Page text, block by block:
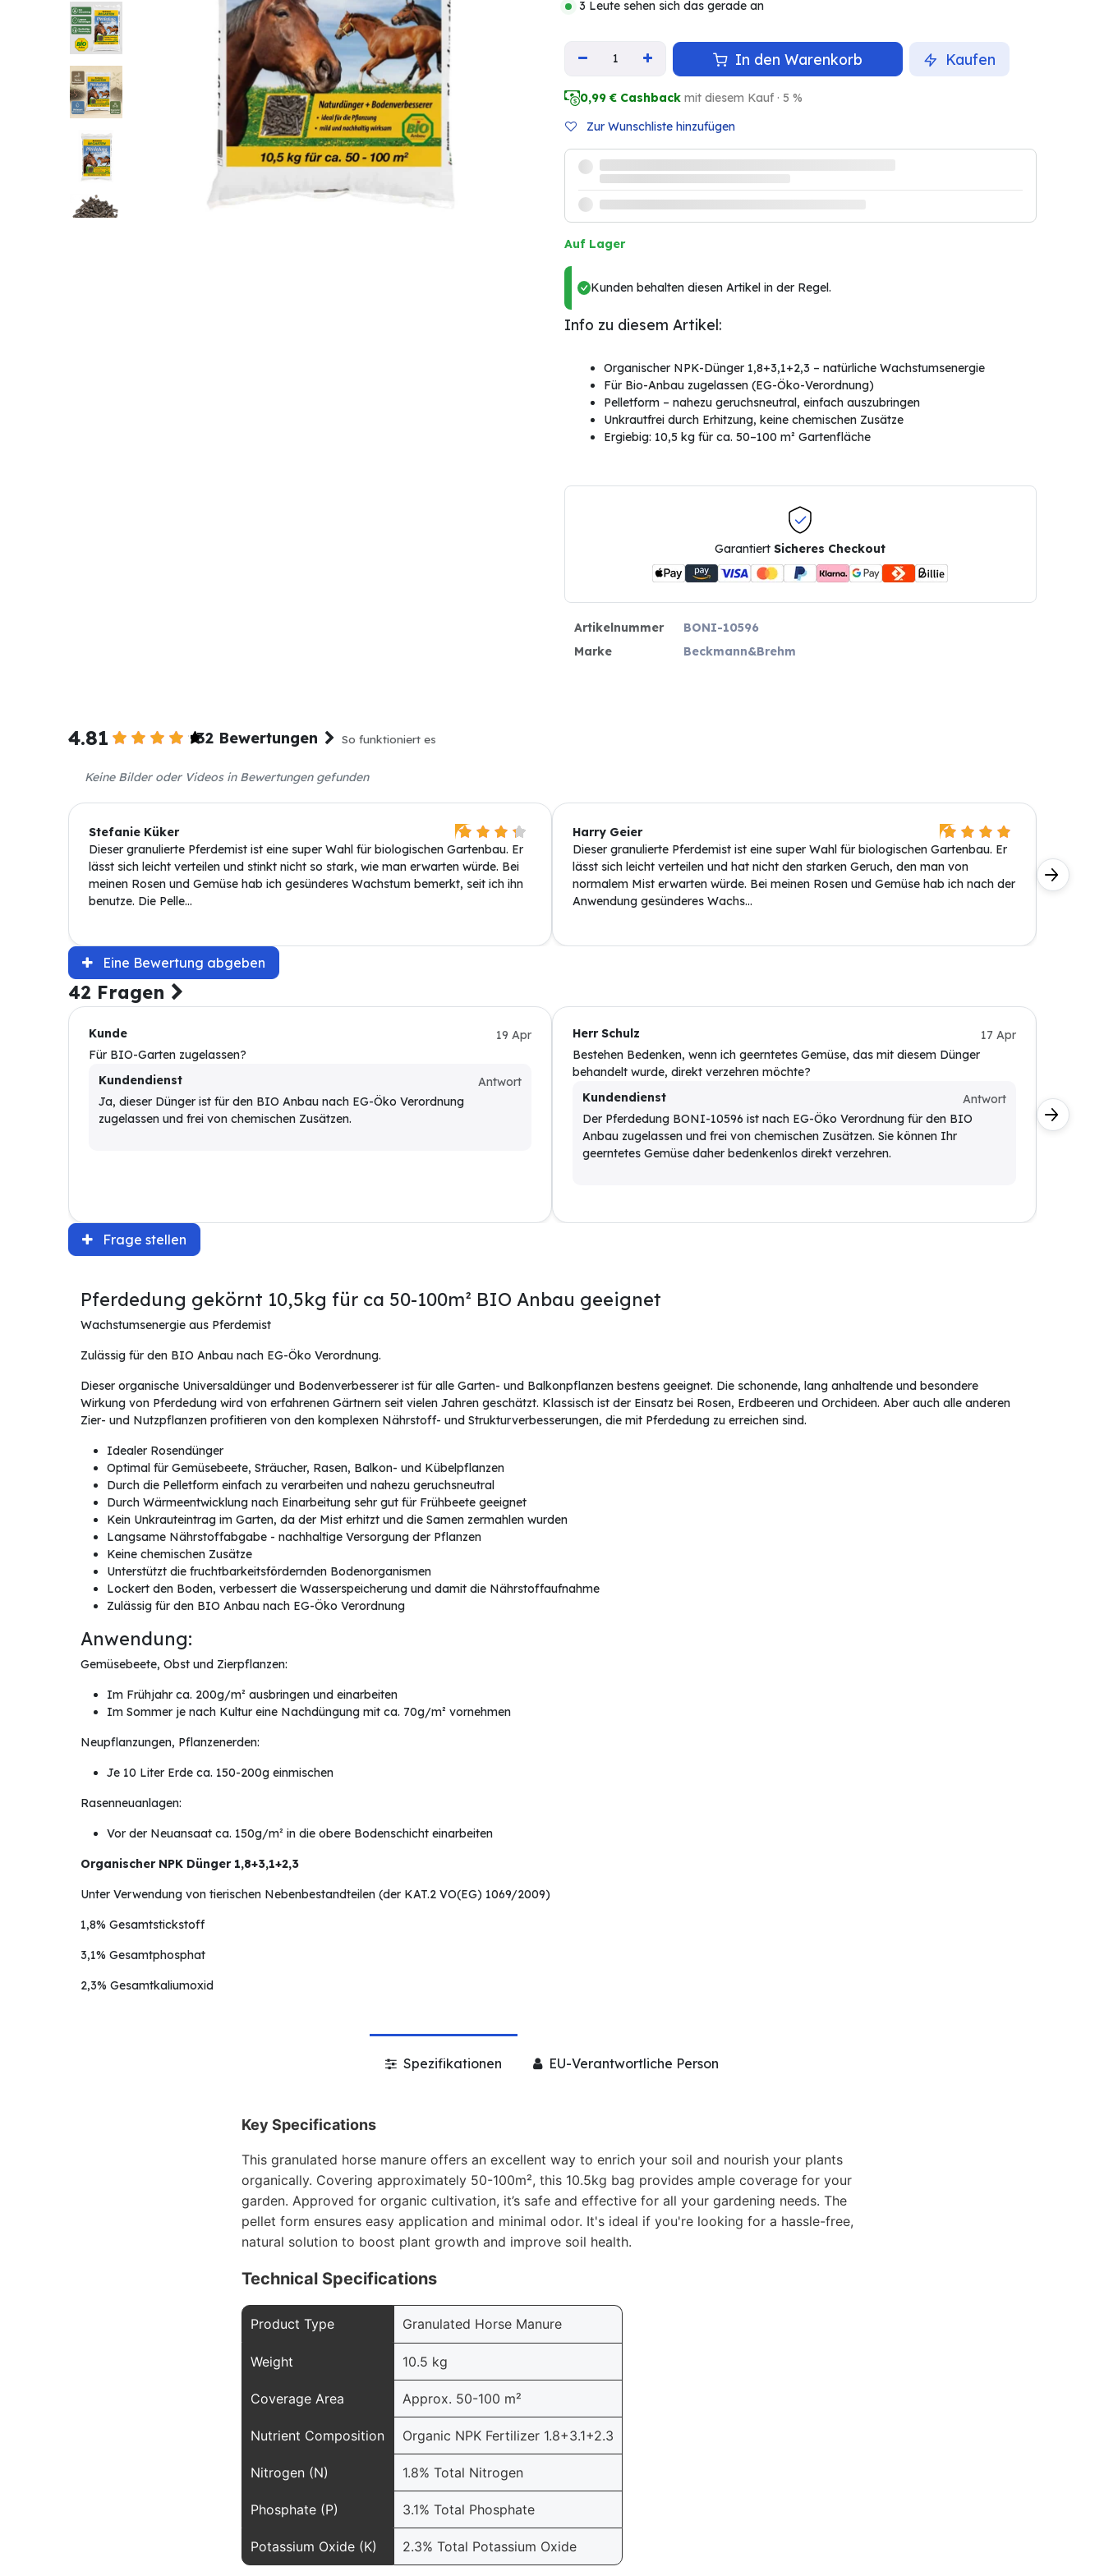
3 Leute sehen sich das gerade an
In den Warenkorb Kaufen
0,99 € Cashback mit diesem Kauf · 5 %
Zur Wunschliste hinzufügen
Auf Lager
Kunden behalten diesen Artikel in der Regel.
Info zu diesem Artikel:
Organischer NPK-Dünger 1,8+3,1+2,3 – natürliche Wachstumsenergie
Für Bio-Anbau zugelassen (EG-Öko-Verordnung)
Pelletform – nahezu geruchsneutral, einfach auszubringen
Unkrautfrei durch Erhitzung, keine chemischen Zusätze
Ergiebig: 10,5 kg für ca. 50–100 m² Gartenfläche
GarantiertSicheres Checkout
Artikelnummer
BONI-10596
Marke
Beckmann&Brehm
4.81 32 Bewertungen So funktioniert es
Keine Bilder oder Videos in Bewertungen gefunden
Stefanie Küker
Dieser granulierte Pferdemist ist eine super Wahl für biologischen Gartenbau. Er
lässt sich leicht verteilen und stinkt nicht so stark, wie man erwarten würde. Bei
meinen Rosen und Gemüse hab ich gesünderes Wachstum bemerkt, seit ich ihn
benutze. Die Pelle...
Harry Geier
Dieser granulierte Pferdemist ist eine super Wahl für biologischen Gartenbau. Er
lässt sich leicht verteilen und hat nicht den starken Geruch, den man von
normalem Mist erwarten würde. Bei meinen Rosen und Gemüse hab ich nach der
Anwendung gesünderes Wachs...
Eine Bewertung abgeben
42 Fragen
Kunde
19 Apr
Für BIO-Garten zugelassen?
Kundendienst
Antwort
Ja, dieser Dünger ist für den BIO Anbau nach EG-Öko Verordnung
zugelassen und frei von chemischen Zusätzen.
Herr Schulz
17 Apr
Bestehen Bedenken, wenn ich geerntetes Gemüse, das mit diesem Dünger
behandelt wurde, direkt verzehren möchte?
Kundendienst
Antwort
Der Pferdedung BONI-10596 ist nach EG-Öko Verordnung für den BIO
Anbau zugelassen und frei von chemischen Zusätzen. Sie können Ihr
geerntetes Gemüse daher bedenkenlos direkt verzehren.
Der
Frage stellen
Pferdedung gekörnt 10,5kg für ca 50-100m² BIO Anbau geeignet
Wachstumsenergie aus Pferdemist
Zulässig für den BIO Anbau nach EG-Öko Verordnung.
Dieser organische Universaldünger und Bodenverbesserer ist für alle Garten- und Balkonpflanzen bestens geeignet. Die schonende, lang anhaltende und besondere
Wirkung von Pferdedung wird von erfahrenen Gärtnern seit vielen Jahren geschätzt. Klassisch ist der Einsatz bei Rosen, Erdbeeren und Orchideen. Aber auch alle anderen
Zier- und Nutzpflanzen profitieren von den komplexen Nährstoff- und Strukturverbesserungen, die mit Pferdedung zu erreichen sind.
Idealer Rosendünger
Optimal für Gemüsebeete, Sträucher, Rasen, Balkon- und Kübelpflanzen
Durch die Pelletform einfach zu verarbeiten und nahezu geruchsneutral
Durch Wärmeentwicklung nach Einarbeitung sehr gut für Frühbeete geeignet
Kein Unkrauteintrag im Garten, da der Mist erhitzt und die Samen zermahlen wurden
Langsame Nährstoffabgabe - nachhaltige Versorgung der Pflanzen
Keine chemischen Zusätze
Unterstützt die fruchtbarkeitsfördernden Bodenorganismen
Lockert den Boden, verbessert die Wasserspeicherung und damit die Nährstoffaufnahme
Zulässig für den BIO Anbau nach EG-Öko Verordnung
Anwendung:
Gemüsebeete, Obst und Zierpflanzen:
Im Frühjahr ca. 200g/m² ausbringen und einarbeiten
Im Sommer je nach Kultur eine Nachdüngung mit ca. 70g/m² vornehmen
Neupflanzungen, Pflanzenerden:
Je 10 Liter Erde ca. 150-200g einmischen
Rasenneuanlagen:
Vor der Neuansaat ca. 150g/m² in die obere Bodenschicht einarbeiten
Organischer NPK Dünger 1,8+3,1+2,3
Unter Verwendung von tierischen Nebenbestandteilen (der KAT.2 VO(EG) 1069/2009)
1,8% Gesamtstickstoff
3,1% Gesamtphosphat
2,3% Gesamtkaliumoxid
Spezifikationen EU-Verantwortliche Person
Key Specifications
This granulated horse manure offers an excellent way to enrich your soil and nourish your plants
organically. Covering approximately 50-100m², this 10.5kg bag provides ample coverage for your
garden. Approved for organic cultivation, it’s safe and effective for all your gardening needs. The
pellet form ensures easy application and minimal odor. It's ideal if you're looking for a hassle-free,
natural solution to boost plant growth and improve soil health.
Technical Specifications
Product Type Granulated Horse Manure
Weight 10.5 kg
Coverage Area Approx. 50-100 m²
Nutrient Composition Organic NPK Fertilizer 1.8+3.1+2.3
Nitrogen (N) 1.8% Total Nitrogen
Phosphate (P) 3.1% Total Phosphate
Potassium Oxide (K) 2.3% Total Potassium Oxide